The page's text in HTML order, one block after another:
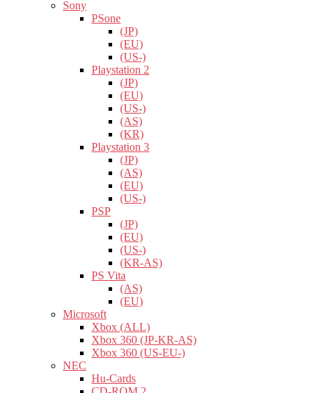
Sony
PSone
(JP)
(EU)
(US-)
Playstation 2
(JP)
(EU)
(US-)
(AS)
(KR)
Playstation 3
(JP)
(AS)
(EU)
(US-)
PSP
(JP)
(EU)
(US-)
(KR-AS)
PS Vita
(AS)
(EU)
Microsoft
Xbox (ALL)
Xbox 360 (JP-KR-AS)
Xbox 360 (US-EU-)
NEC
Hu-Cards